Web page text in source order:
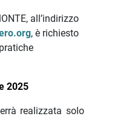
all’indirizzo
, è richiesto
2025
realizzata solo